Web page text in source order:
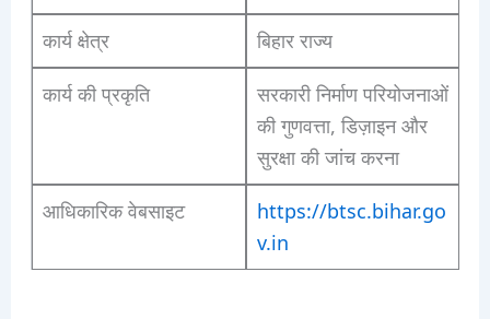
कार्य क्षेत्र बिहार राज्य
कार्य की प्रकृति
सरकारी निर्माण परियोजनाओं
की गुणवत्ता, डिज़ाइन और
सुरक्षा की जांच करना
आधिकारिक वेबसाइट
https://btsc.bihar.go
v.in